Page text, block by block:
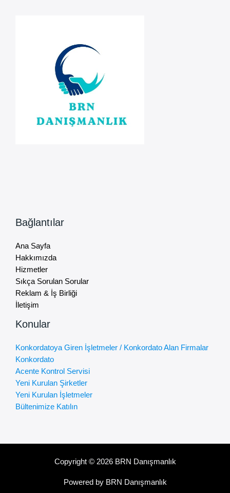
Bağlantılar
Ana Sayfa
Hakkımızda
Hizmetler
Sıkça Sorulan Sorular
Reklam & İş Birliği
İletişim
Konular
Konkordatoya Giren İşletmeler / Konkordato Alan Firmalar
Konkordato
Acente Kontrol Servisi
Yeni Kurulan Şirketler
Yeni Kurulan İşletmeler
Bültenimize Katılın
Copyright © 2026 BRN Danışmanlık
Powered by BRN Danışmanlık